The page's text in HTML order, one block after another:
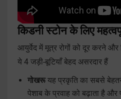
किडनी स्टोन के लिए
आयुर्वेद में मूत्र रोगों को दूर करने
ये 4 जड़ी-बूटियाँ बेहद असरदार हैं
गोखरूयह प्रकृति का सबसे
पेशाब के प्रवाह को बढ़ाता है और